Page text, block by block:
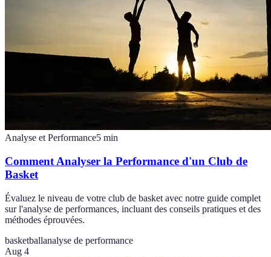
Analyse et Performance5 min
Comment Analyser la Performance d'un Club de
Basket
Évaluez le niveau de votre club de basket avec notre guide complet
sur l'analyse de performances, incluant des conseils pratiques et des
méthodes éprouvées.
basketballanalyse de performance
Aug 4